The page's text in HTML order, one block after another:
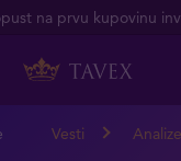
na prvu kupovinu
Vesti Analize